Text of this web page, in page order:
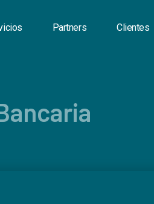
Partners Clientes